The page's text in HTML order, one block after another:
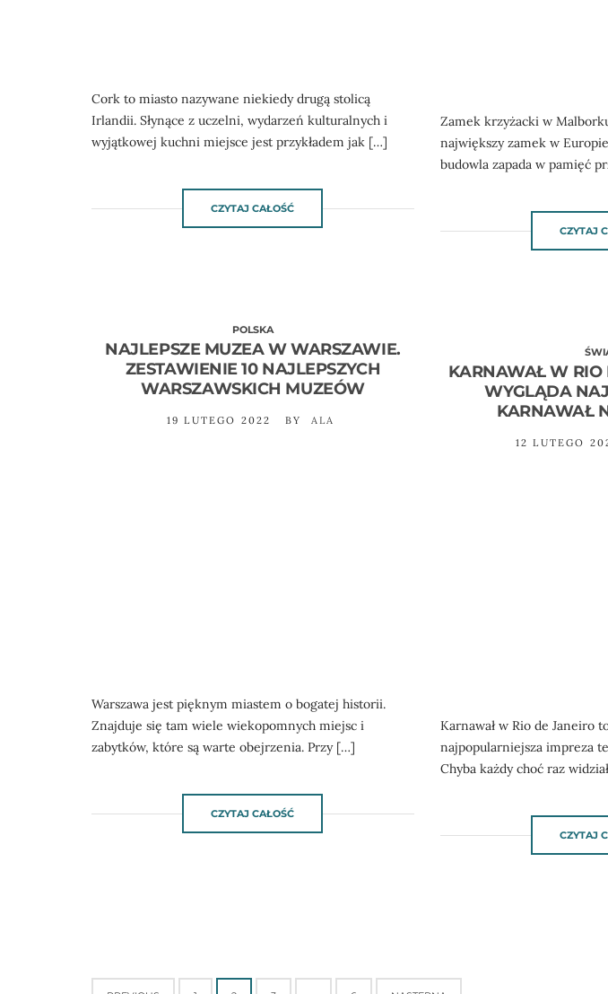
Cork to miasto nazywane niekiedy drugą stolicą
Irlandii. Słynące z uczelni, wydarzeń kulturalnych i
wyjątkowej kuchni miejsce jest przykładem jak […]
CZYTAJ CAŁOŚĆ
Zamek krzyżacki w
największy zamek w
budowla zapada w pamięć
CZYTAJ
POLSKA
NAJLEPSZE MUZEA W WARSZAWIE.
ZESTAWIENIE 10 NAJLEPSZYCH
WARSZAWSKICH MUZEÓW
19 LUTEGO 2022 BY ALA
Warszawa jest pięknym miastem o bogatej historii.
Znajduje się tam wiele wiekopomnych miejsc i
zabytków, które są warte obejrzenia. Przy […]
CZYTAJ CAŁOŚĆ
KARNAWAŁ W RIO
WYGLĄDA
KARNAWAŁ
12 LUTEGO
Karnawał w Rio de Janeiro
najpopularniejsza impreza
Chyba każdy choć raz
CZYTAJ